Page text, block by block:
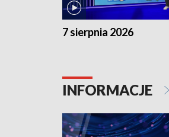
7 sierpnia 2026
INFORMACJE